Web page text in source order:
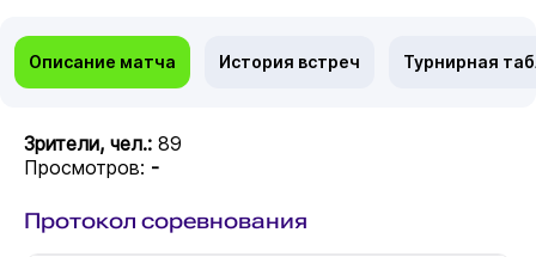
Описание матча История встреч Турнирная
Зрители, чел.: 89
Просмотров: -
Протокол соревнования